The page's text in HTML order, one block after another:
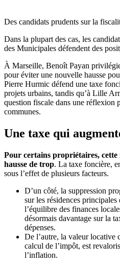
Des candidats prudents sur la
Dans la plupart des cas, les
des Municipales défendent des
À Marseille, Benoît Payan
pour éviter une nouvelle hausse
Pierre Hurmic défend une taxe
projets urbains, tandis qu’à Lille
question fiscale dans une réflexion
communes.
Une taxe qui
Pour certains propriétaires,
hausse de trop. La taxe foncière,
sous l’effet de plusieurs facteurs.
D’un côté, la suppression
sur les résidences
l’équilibre des finances
désormais davantage sur la
dépenses.
De l’autre, la valeur locative
calcul de l’impôt, est
l’inflation.